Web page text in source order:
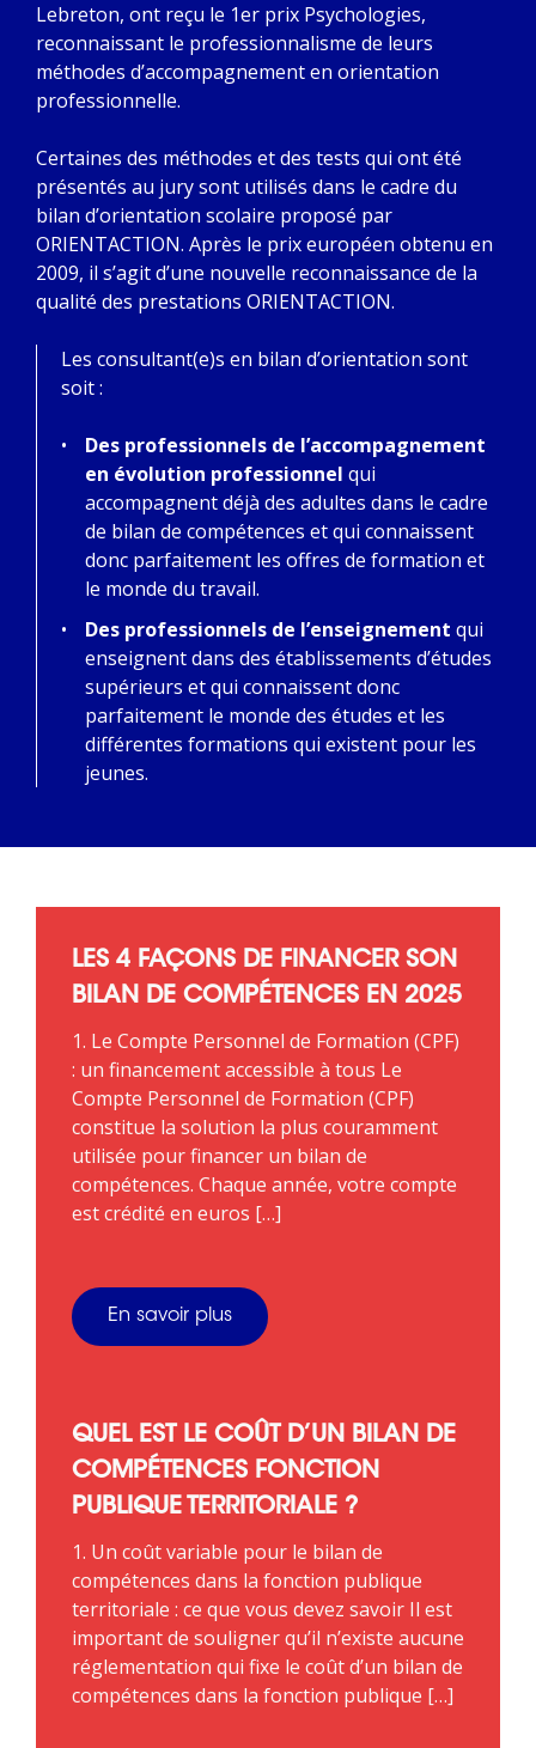
Lebreton, ont reçu le 1er prix Psychologies,
reconnaissant le professionnalisme de leurs
méthodes d’accompagnement en orientation
professionnelle.
Certaines des méthodes et des tests qui ont été
présentés au jury sont utilisés dans le cadre du
bilan d’orientation scolaire proposé par
ORIENTACTION. Après le prix européen obtenu en
2009, il s’agit d’une nouvelle reconnaissance de la
qualité des prestations ORIENTACTION.
Les consultant(e)s en bilan d’orientation sont
soit :
Des professionnels de l’accompagnement
en évolution professionnel qui
accompagnent déjà des adultes dans le cadre
de bilan de compétences et qui connaissent
donc parfaitement les offres de formation et
le monde du travail.
Des professionnels de l’enseignement qui
enseignent dans des établissements d’études
supérieurs et qui connaissent donc
parfaitement le monde des études et les
différentes formations qui existent pour les
jeunes.
LES 4 FAÇONS DE FINANCER SON
BILAN DE COMPÉTENCES EN 2025
1. Le Compte Personnel de Formation (CPF)
: un financement accessible à tous Le
Compte Personnel de Formation (CPF)
constitue la solution la plus couramment
utilisée pour financer un bilan de
compétences. Chaque année, votre compte
est crédité en euros […]
En savoir plus
QUEL EST LE COÛT D’UN BILAN DE
COMPÉTENCES FONCTION
PUBLIQUE TERRITORIALE ?
1. Un coût variable pour le bilan de
compétences dans la fonction publique
territoriale : ce que vous devez savoir Il est
important de souligner qu’il n’existe aucune
réglementation qui fixe le coût d’un bilan de
compétences dans la fonction publique […]